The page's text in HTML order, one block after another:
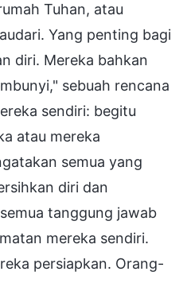
Tuhan, atau
Yang penting bagi
diri. Mereka bahkan
sebuah rencana
sendiri: begitu
atau mereka
semua yang
diri dan
tanggung jawab
mereka sendiri.
persiapkan. Orang-